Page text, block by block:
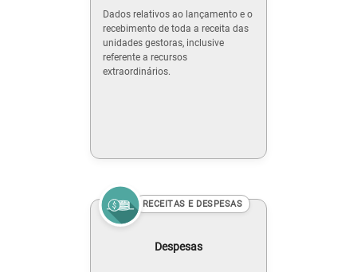
Dados relativos ao lançamento e o
recebimento de toda a receita das
unidades gestoras, inclusive
referente a recursos
extraordinários.
RECEITAS E DESPESAS
Despesas